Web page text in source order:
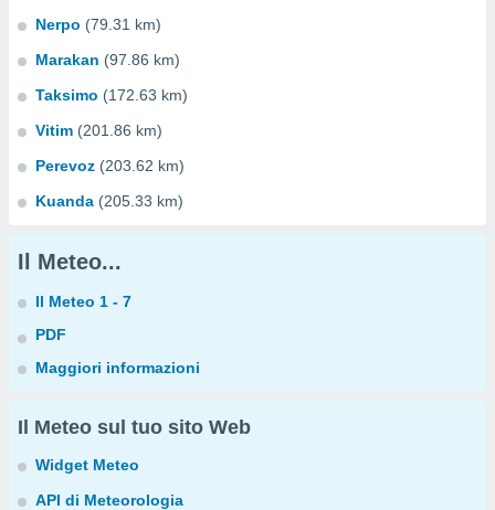
Nerpo (79.31 km)
Marakan (97.86 km)
Taksimo (172.63 km)
Vitim (201.86 km)
Perevoz (203.62 km)
Kuanda (205.33 km)
Il Meteo...
Il Meteo 1 - 7
PDF
Maggiori informazioni
Il Meteo sul tuo sito Web
Widget Meteo
API di Meteorologia